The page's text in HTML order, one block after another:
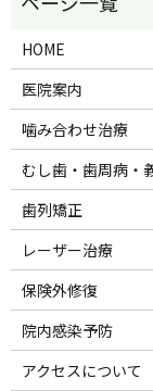
HOME
医院案内
噛み合わせ治療
むし歯・歯周病・
歯列矯正
レーザー治療
保険外修復
院内感染予防
アクセスについて